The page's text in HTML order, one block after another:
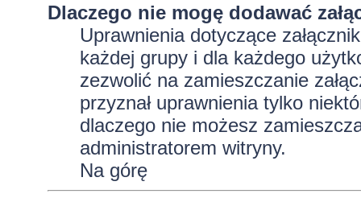
Dlaczego nie mogę dodawać
Uprawnienia dotyczące
każdej grupy i dla każdego
zezwolić na zamieszczanie
przyznał uprawnienia tylko
dlaczego nie możesz
administratorem witryny.
Na górę